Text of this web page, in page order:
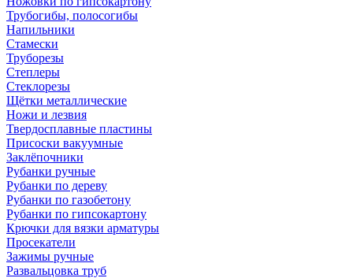
Трубогибы, полосогибы
Напильники
Стамески
Труборезы
Степлеры
Стеклорезы
Щётки металлические
Ножи и лезвия
Твердосплавные пластины
Присоски вакуумные
Заклёпочники
Рубанки ручные
Рубанки по дереву
Рубанки по газобетону
Рубанки по гипсокартону
Крючки для вязки арматуры
Просекатели
Зажимы ручные
Развальцовка труб